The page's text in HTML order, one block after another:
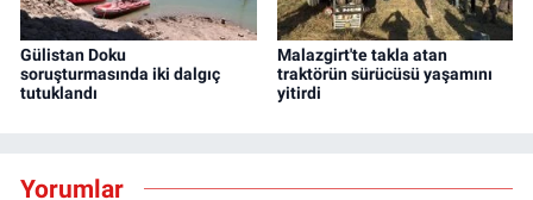
Gülistan Doku
soruşturmasında iki dalgıç
tutuklandı
Malazgirt'te takla atan
traktörün sürücüsü yaşamını
yitirdi
Yorumlar